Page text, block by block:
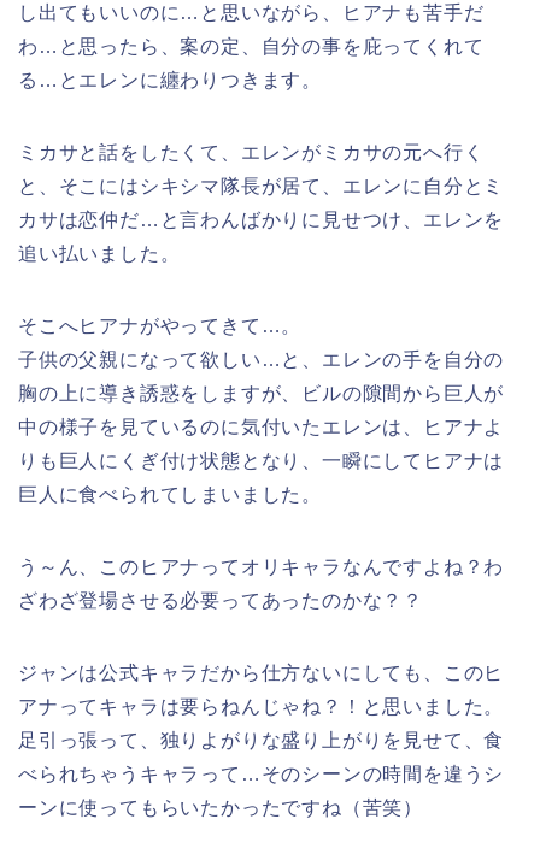
し出てもいいのに…と思いながら、ヒアナも苦手だ
わ…と思ったら、案の定、自分の事を庇ってくれて
る…とエレンに纏わりつきます。
ミカサと話をしたくて、エレンがミカサの元へ行く
と、そこにはシキシマ隊長が居て、エレンに自分とミ
カサは恋仲だ…と言わんばかりに見せつけ、エレンを
追い払いました。
そこへヒアナがやってきて…。
子供の父親になって欲しい…と、エレンの手を自分の
胸の上に導き誘惑をしますが、ビルの隙間から巨人が
中の様子を見ているのに気付いたエレンは、ヒアナよ
りも巨人にくぎ付け状態となり、一瞬にしてヒアナは
巨人に食べられてしまいました。
う～ん、このヒアナってオリキャラなんですよね？わ
ざわざ登場させる必要ってあったのかな？？
ジャンは公式キャラだから仕方ないにしても、このヒ
アナってキャラは要らねんじゃね？！と思いました。
足引っ張って、独りよがりな盛り上がりを見せて、食
べられちゃうキャラって…そのシーンの時間を違うシ
ーンに使ってもらいたかったですね（苦笑）